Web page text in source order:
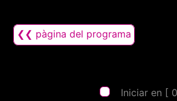
❮❮ pàgina del programa
Iniciar en [